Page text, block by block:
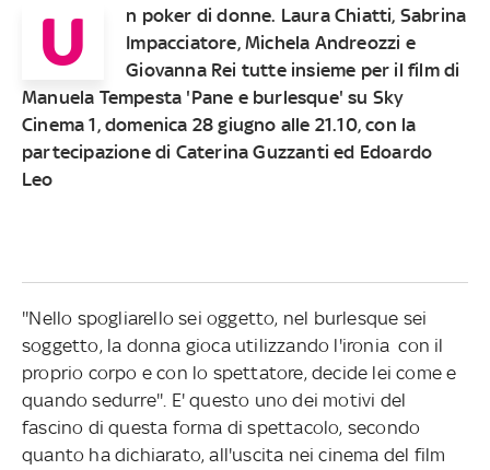
U
n poker di donne. Laura Chiatti, Sabrina
Impacciatore, Michela Andreozzi e
Giovanna Rei tutte insieme per il film di
Manuela Tempesta 'Pane e burlesque' su Sky
Cinema 1, domenica 28 giugno alle 21.10, con la
partecipazione di Caterina Guzzanti ed Edoardo
Leo
''Nello spogliarello sei oggetto, nel burlesque sei
soggetto, la donna gioca utilizzando l'ironia con il
proprio corpo e con lo spettatore, decide lei come e
quando sedurre''. E' questo uno dei motivi del
fascino di questa forma di spettacolo, secondo
quanto ha dichiarato, all'uscita nei cinema del film